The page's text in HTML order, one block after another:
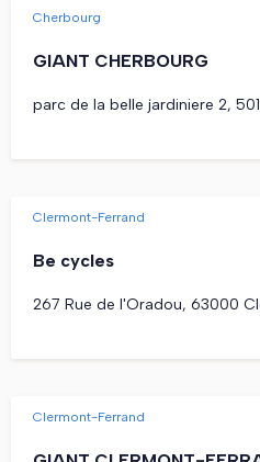
Cherbourg
GIANT CHERBOURG
parc de la belle jardiniere 2,
Clermont-Ferrand
Be cycles
267 Rue de l'Oradou, 63000
Clermont-Ferrand